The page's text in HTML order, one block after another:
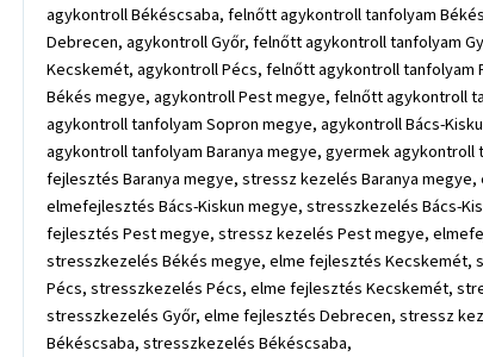
agykontroll Békéscsaba, felnőtt agykontroll tanfolyam
Debrecen, agykontroll Győr, felnőtt agykontroll tanfolyam
Kecskemét, agykontroll Pécs, felnőtt agykontroll
Békés megye, agykontroll Pest megye, felnőtt agykontroll
agykontroll tanfolyam Sopron megye, agykontroll Bács-
agykontroll tanfolyam Baranya megye, gyermek
fejlesztés Baranya megye, stressz kezelés Baranya
elmefejlesztés Bács-Kiskun megye, stresszkezelés Bács-
fejlesztés Pest megye, stressz kezelés Pest megye,
stresszkezelés Békés megye, elme fejlesztés
Pécs, stresszkezelés Pécs, elme fejlesztés Kecskemét,
stresszkezelés Győr, elme fejlesztés Debrecen, stressz
Békéscsaba, stresszkezelés Békéscsaba,